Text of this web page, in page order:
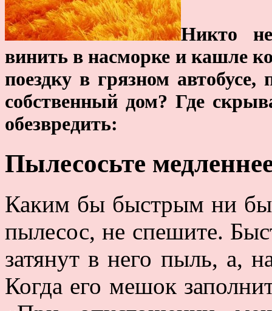
Никто
винить в насморке и кашле
поездку в грязном
собственный дом? Где
обезвредить:
Пылесосьте
Каким бы быстрым ни
пылесос, не спешите.
затянут в него пыль, а,
Когда его мешок